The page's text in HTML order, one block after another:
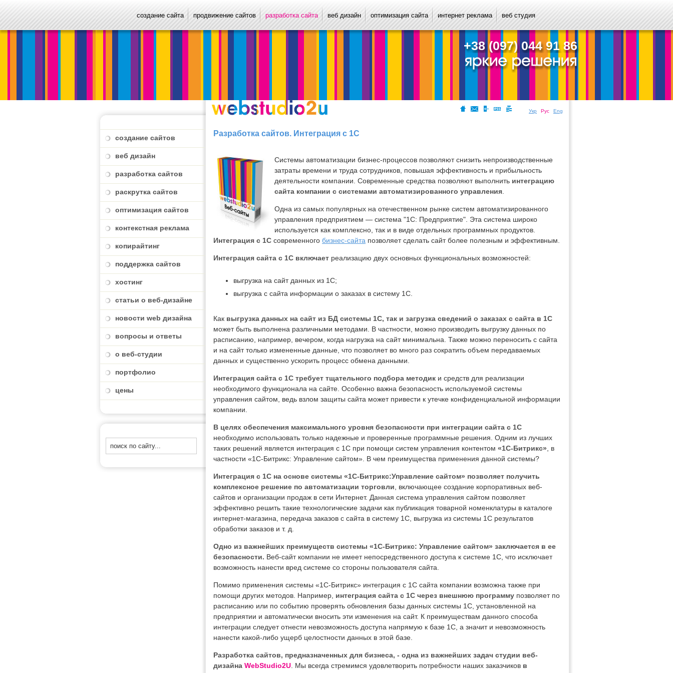
создание сайта продвижение сайтов разработка сайта веб дизайн оптимизация сайта интернет реклама веб студия
+38 (097) 044 91 86
создание сайтов
веб дизайн
разработка сайтов
раскрутка сайтов
оптимизация сайтов
контекстная реклама
копирайтинг
поддержка сайтов
хостинг
статьи о веб-дизайне
новости web дизайна
вопросы и ответы
о веб-студии
портфолио
цены
Укр Рус Eng
Разработка сайтов. Интеграция с 1С
Системы автоматизации бизнес-процессов позволяют снизить непроизводственные
затраты времени и труда сотрудников, повышая эффективность и прибыльность
деятельности компании. Современные средства позволяют выполнить интеграцию
сайта компании с системами автоматизированного управления
Одна из самых популярных на отечественном рынке систем автоматизированного
управления предприятием — система "1С: Предприятие". Эта система широко
используется как комплексно, так и в виде отдельных программных продуктов.
Интеграция с 1С современного бизнес-сайта позволяет сделать сайт более полезным и эффективным.
Интеграция сайта с 1С включает реализацию двух основных функциональных возможностей:
выгрузка на сайт данных из 1С;
выгрузка с сайта информации о заказах в систему 1С.
Как выгрузка данных на сайт из БД системы 1С, так и загрузка сведений о заказах с сайта в 1С
может быть выполнена различными методами. В частности, можно производить выгрузку данных по
расписанию, например, вечером, когда нагрузка на сайт минимальна. Также можно переносить с сайта
и на сайт только измененные данные, что позволяет во много раз сократить объем передаваемых
данных и существенно ускорить процесс обмена данными.
Интеграция сайта с 1С требует тщательного подбора методик и средств для реализации
необходимого функционала на сайте. Особенно важна безопасность используемой системы
управления сайтом, ведь взлом защиты сайта может привести к утечке конфиденциальной информации
компании.
В целях обеспечения максимального уровня безопасности при интеграции сайта с 1С
необходимо использовать только надежные и проверенные программные решения. Одним из лучших
таких решений является интеграция с 1С при помощи систем управления контентом «1С-Битрикс» , в
частности «1С-Битрикс: Управление сайтом». В чем преимущества применения данной системы?
Интеграция с 1С на основе системы «1С-Битрикс:Управление сайтом» позволяет получить
комплексное решение по автоматизации торговли , включающее создание корпоративных веб-
сайтов и организации продаж в сети Интернет. Данная система управления сайтом позволяет
эффективно решить такие технологические задачи как публикация товарной номенклатуры в каталоге
интернет-магазина, передача заказов с сайта в систему 1С, выгрузка из системы 1С результатов
обработки заказов и т. д.
Одно из важнейших преимуществ системы «1С-Битрикс: Управление сайтом» заключается в ее
безопасности. Веб-сайт компании не имеет непосредственного доступа к системе 1С, что исключает
возможность нанести вред системе со стороны пользователя сайта.
Помимо применения системы «1С-Битрикс» интеграция с 1С сайта компании возможна также при
помощи других методов. Например, интеграция сайта с 1С через внешнюю программу позволяет по
расписанию или по событию проверять обновления базы данных системы 1С, установленной на
предприятии и автоматически вносить эти изменения на сайт. К преимуществам данного способа
интеграции следует отнести невозможность доступа напрямую к базе 1С, а значит и невозможность
нанести какой-либо ущерб целостности данных в этой базе.
Разработка сайтов, предназначенных для бизнеса, - одна из важнейших задач студии веб-
дизайна WebStudio2U . Мы всегда стремимся удовлетворить потребности наших заказчиков в